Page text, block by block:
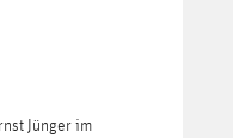
Jünger im